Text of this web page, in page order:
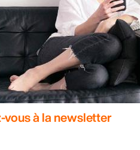
vous à la newsletter